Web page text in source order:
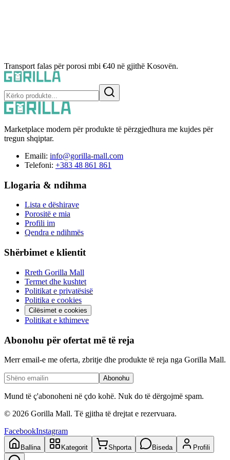
Transport falas për porosi mbi €40 në gjithë Kosovën.
Marketplace modern për produkte të përzgjedhura me kujdes për
tregun shqiptar.
Emaili: info@gorilla-mall.com
Telefoni: +383 48 861 861
Llogaria & ndihma
Lista e dëshirave
Porositë e mia
Profili im
Qendra e ndihmës
Shërbimet e klientit
Rreth Gorilla Mall
Termet dhe kushtet
Politikat e privatësisë
Politika e cookies
Cilësimet e cookies
Politikat e kthimeve
Abonohu për ofertat më të reja
Merr email-e me oferta, zbritje dhe produkte të reja nga Gorilla Mall.
Abonohu
Mund të ç'abonoheni në çdo kohë. Nuk do të dërgojmë spam.
© 2026 Gorilla Mall. Të gjitha të drejtat e rezervuara.
FacebookInstagram
Ballina Kategorit Shporta Biseda Profili